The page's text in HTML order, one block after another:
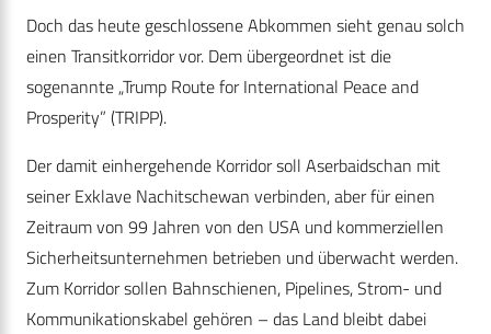
Doch das heute geschlossene Abkommen sieht genau solch
einen Transitkorridor vor. Dem übergeordnet ist die
sogenannte „Trump Route for International Peace and
Prosperity” (TRIPP).
Der damit einhergehende Korridor soll Aserbaidschan mit
seiner Exklave Nachitschewan verbinden, aber für einen
Zeitraum von 99 Jahren von den USA und kommerziellen
Sicherheitsunternehmen betrieben und überwacht werden.
Zum Korridor sollen Bahnschienen, Pipelines, Strom- und
Kommunikationskabel gehören – das Land bleibt dabei